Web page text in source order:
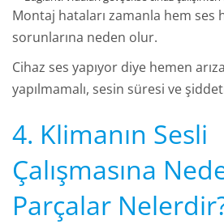
Montaj hataları zamanla hem ses
sorunlarına neden olur.
Cihaz ses yapıyor diye hemen
yapılmamalı, sesin süresi ve
4. Klimanın Sesli
Çalışmasına
Parçalar